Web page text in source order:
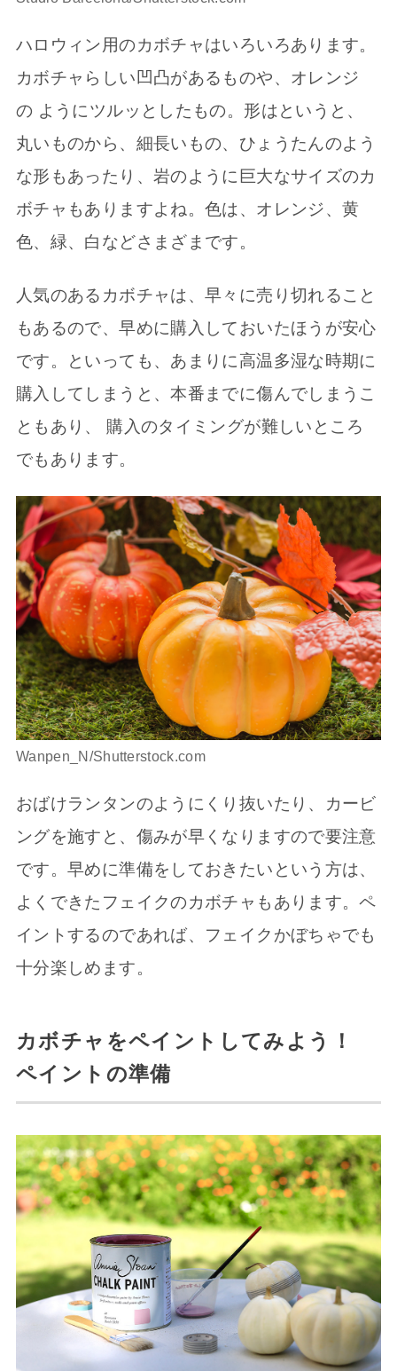
ハロウィン用のカボチャはいろいろあります。
カボチャらしい凹凸があるものや、オレンジ
の ようにツルッとしたもの。形はというと、
丸いものから、細長いもの、ひょうたんのよう
な形もあったり、岩のように巨大なサイズのカ
ボチャもありますよね。色は、オレンジ、黄
色、緑、白などさまざまです。
人気のあるカボチャは、早々に売り切れること
もあるので、早めに購入しておいたほうが安心
です。といっても、あまりに高温多湿な時期に
購入してしまうと、本番までに傷んでしまうこ
ともあり、 購入のタイミングが難しいところ
でもあります。
Wanpen_N/Shutterstock.com
おばけランタンのようにくり抜いたり、カービ
ングを施すと、傷みが早くなりますので要注意
です。早めに準備をしておきたいという方は、
よくできたフェイクのカボチャもあります。ペ
イントするのであれば、フェイクかぼちゃでも
十分楽しめます。
カボチャをペイントしてみよう！
ペイントの準備